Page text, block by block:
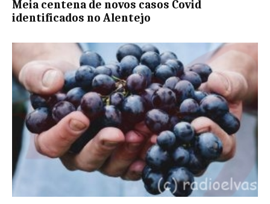
Meia centena de novos casos Covid
identificados no Alentejo